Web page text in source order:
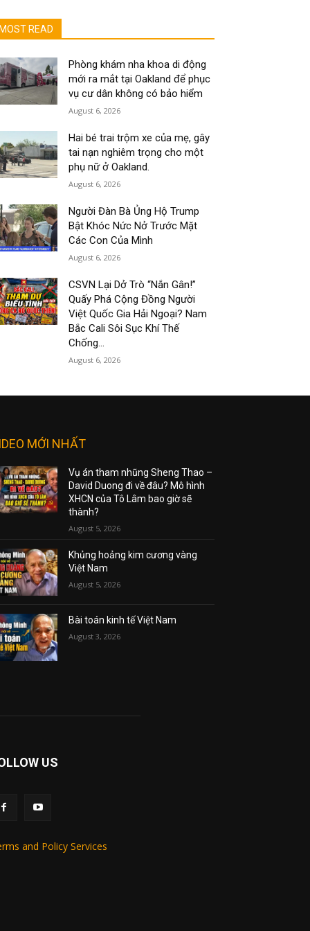
MOST READ
Phòng khám nha khoa di động
mới ra mắt tại Oakland để phục
vụ cư dân không có bảo hiểm
August 6, 2026
Hai bé trai trộm xe của mẹ, gây
tai nạn nghiêm trọng cho một
phụ nữ ở Oakland.
August 6, 2026
Người Đàn Bà Ủng Hộ Trump
Bật Khóc Nức Nở Trước Mặt
Các Con Của Mình
August 6, 2026
CSVN Lại Dở Trò “Nắn Gân!”
Quấy Phá Cộng Đồng Người
Việt Quốc Gia Hải Ngoại? Nam
Bắc Cali Sôi Sục Khí Thế
Chống...
August 6, 2026
MỚI NHẤT
Vụ án tham nhũng Sheng Thao –
David Duong đi về đâu? Mô hình
XHCN của Tô Lâm bao giờ sẽ
thành?
August 5, 2026
Khủng hoảng kim cương vàng
Việt Nam
August 5, 2026
Bài toán kinh tế Việt Nam
August 3, 2026
US
and Policy Services